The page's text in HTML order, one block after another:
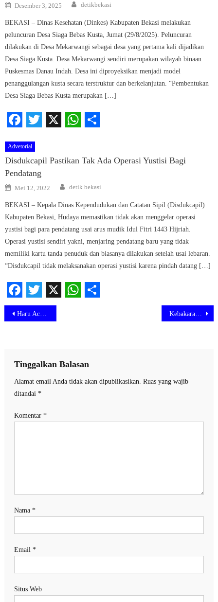
Posted
on
Desember 3, 2025 Author
detikbekasi
BEKASI – Dinas Kesehatan (Dinkes) Kabupaten Bekasi melakukan
peluncuran Desa Siaga Bebas Kusta, Jumat (29/8/2025). Peluncuran
dilakukan di Desa Mekarwangi sebagai desa yang pertama kali dijadikan
Desa Siaga Kusta. Desa Mekarwangi sendiri merupakan wilayah binaan
Puskesmas Danau Indah. Desa ini diproyeksikan menjadi model
penanggulangan kusta secara terstruktur dan berkelanjutan. “Pembentukan
Desa Siaga Bebas Kusta merupakan […]
Advetorial
Disdukcapil Pastikan Tak Ada Operasi Yustisi Bagi
Pendatang
Posted
on
Mei 12, 2022 Author
detik bekasi
BEKASI – Kepala Dinas Kependudukan dan Catatan Sipil (Disdukcapil)
Kabupaten Bekasi, Hudaya memastikan tidak akan menggelar operasi
yustisi bagi para pendatang usai arus mudik Idul Fitri 1443 Hijriah.
Operasi yustisi sendiri yakni, menjaring pendatang baru yang tidak
memiliki kartu tanda penuduk dan biasanya dilakukan setelah usai lebaran.
“Disdukcapil tidak melaksanakan operasi yustisi karena pindah datang […]
Facebook
Twitter
X
Navigasi
pos
Haru Acara Pisah Sambut Kapolres Metro Bekasi Tadi Malam Kebakaran Toko Material dan Rumah di Bekasi, Kadis Damkar: Akibat Korsleting Listrik
Tinggalkan Balasan
Alamat email Anda tidak akan dipublikasikan. Ruas yang wajib
ditandai *
Komentar *
Nama *
Email *
Situs Web